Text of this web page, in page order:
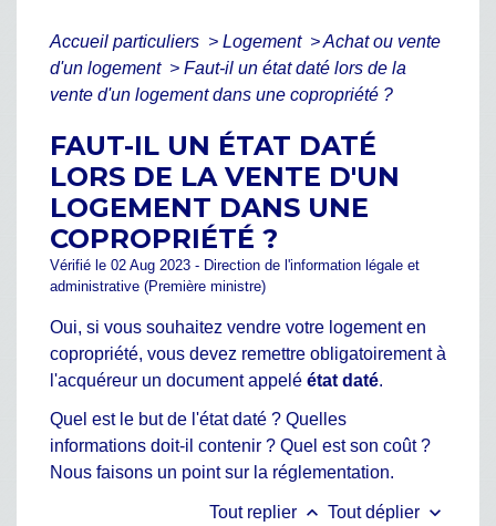
Accueil particuliers > Logement >Achat ou vente
d'un logement > Faut-il un état daté lors de la
vente d'un logement dans une copropriété ?
FAUT-IL UN ÉTAT DATÉ
LORS DE LA VENTE D'UN
LOGEMENT DANS UNE
COPROPRIÉTÉ ?
Vérifié le 02 Aug 2023 - Direction de l'information légale et
administrative (Première ministre)
Oui, si vous souhaitez vendre votre logement en
copropriété, vous devez remettre obligatoirement à
l'acquéreur un document appelé état daté.
Quel est le but de l'état daté ? Quelles
informations doit-il contenir ? Quel est son coût ?
Nous faisons un point sur la réglementation.
Tout replier keyboard_arrow_up Tout déplier keyboard_arrow_down